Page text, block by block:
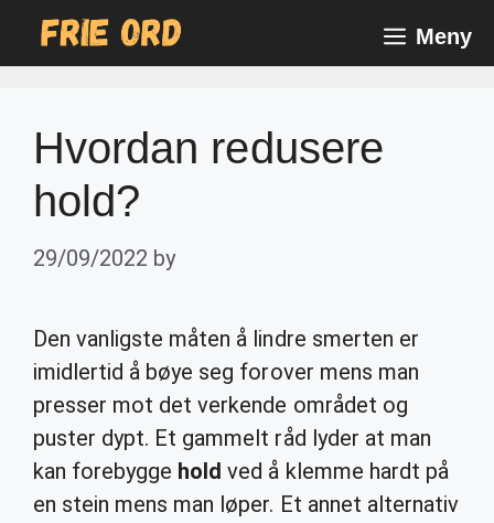
Meny
Hvordan redusere
hold?
29/09/2022 by
Den vanligste måten å lindre smerten er
imidlertid å bøye seg forover mens man
presser mot det verkende området og
puster dypt. Et gammelt råd lyder at man
kan forebygge hold ved å klemme hardt på
en stein mens man løper. Et annet alternativ